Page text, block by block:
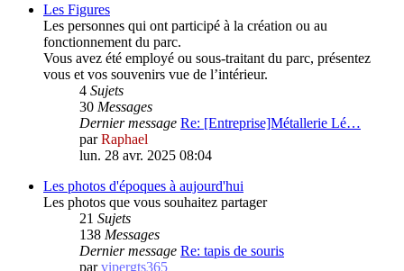
Les Figures
Les personnes qui ont participé à la création ou au
fonctionnement du parc.
Vous avez été employé ou sous-traitant du parc, présentez
vous et vos souvenirs vue de l’intérieur.
4 Sujets
30 Messages
Dernier message Re: [Entreprise]Métallerie Lé…
parRaphael
lun. 28 avr. 2025 08:04
Les photos d'époques à aujourd'hui
Les photos que vous souhaitez partager
21 Sujets
138 Messages
Dernier message Re: tapis de souris
parvipergts365